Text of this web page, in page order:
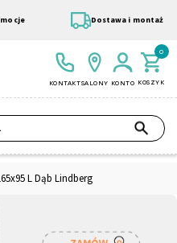
Dostawa i montaż
KONTAKTSALONY KONTO KOSZYK
0
L Dąb Lindberg
Modułowe
Łóżko
Pufy